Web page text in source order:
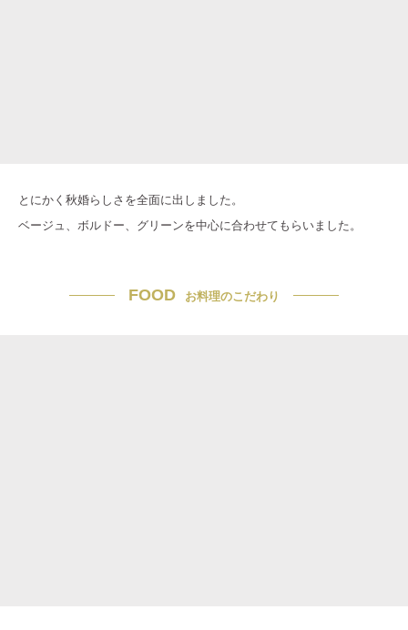
とにかく秋婚らしさを全面に出しました。
ベージュ、ボルドー、グリーンを中心に合わせてもらいました。
FOOD お料理のこだわり